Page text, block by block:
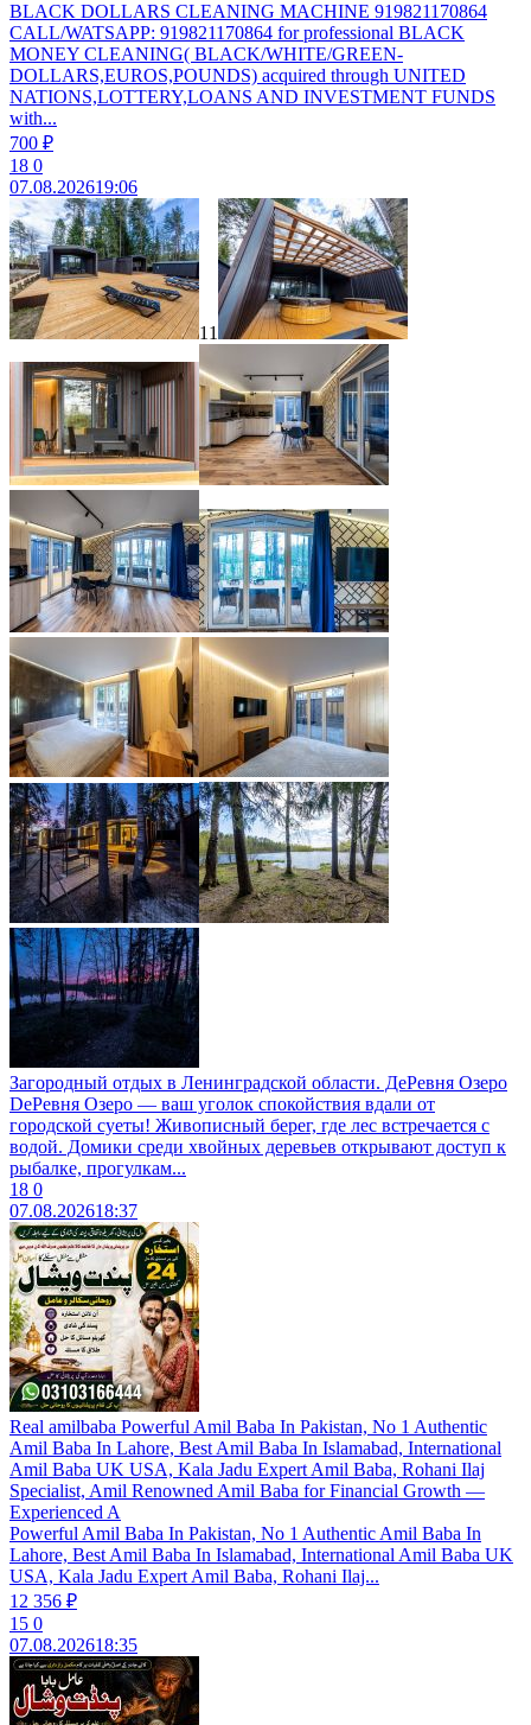
BLACK DOLLARS CLEANING MACHINE 919821170864
CALL/WATSAPP: 919821170864 for professional BLACK
MONEY CLEANING( BLACK/WHITE/GREEN-
DOLLARS,EUROS,POUNDS) acquired through UNITED
NATIONS,LOTTERY,LOANS AND INVESTMENT FUNDS
with...
700 ₽
18 0
07.08.202619:06
11
Загородный отдых в Ленинградской области. ДeРевня Озеро
DeРевня Озеро — ваш уголок спокойствия вдали от
городской суеты! Живописный берег, где лес встречается с
водой. Домики среди хвойных деревьев открывают доступ к
рыбалке, прогулкам...
18 0
07.08.202618:37
Real amilbaba Powerful Amil Baba In Pakistan, No 1 Authentic
Amil Baba In Lahore, Best Amil Baba In Islamabad, International
Amil Baba UK USA, Kala Jadu Expert Amil Baba, Rohani Ilaj
Specialist, Amil Renowned Amil Baba for Financial Growth —
Experienced A
Powerful Amil Baba In Pakistan, No 1 Authentic Amil Baba In
Lahore, Best Amil Baba In Islamabad, International Amil Baba UK
USA, Kala Jadu Expert Amil Baba, Rohani Ilaj...
12 356 ₽
15 0
07.08.202618:35